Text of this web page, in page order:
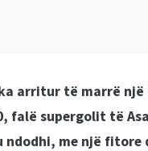
arritur të marrë
falë supergolit të
me një fitore